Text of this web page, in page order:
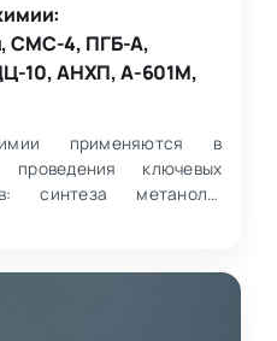
СМС-4, ПГБ-А,
10, АНХП, А-601М,
применяются в
ключевых
синтеза метанола,